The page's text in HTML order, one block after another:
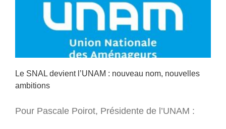
Le SNAL devient l’UNAM : nouveau nom, nouvelles
ambitions
Pour Pascale Poirot, Présidente de l’UNAM :